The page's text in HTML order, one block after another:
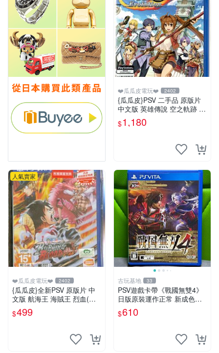
❤️瓜瓜皮電玩❤️ 2402
{瓜瓜皮}PSV 二手品 原版片
中文版 英雄傳說 空之軌跡 F
C Evolution(遊戲都有回收)
$1,180
人氣賣家
❤️瓜瓜皮電玩❤️ 2402
{瓜瓜皮}全新PSV 原版片 中
文版 航海王 海賊王 烈血(內
附初回特點-不清楚有沒有過
期)(遊戲都有回收)
$499
古玩基地 33
PSV遊戲卡帶《戰國無雙4》
日版原裝運作正常 新成色如
圖拍賣請先確認 成色拍賣一
經成交概不退換 PSV遊戲 卡
$610